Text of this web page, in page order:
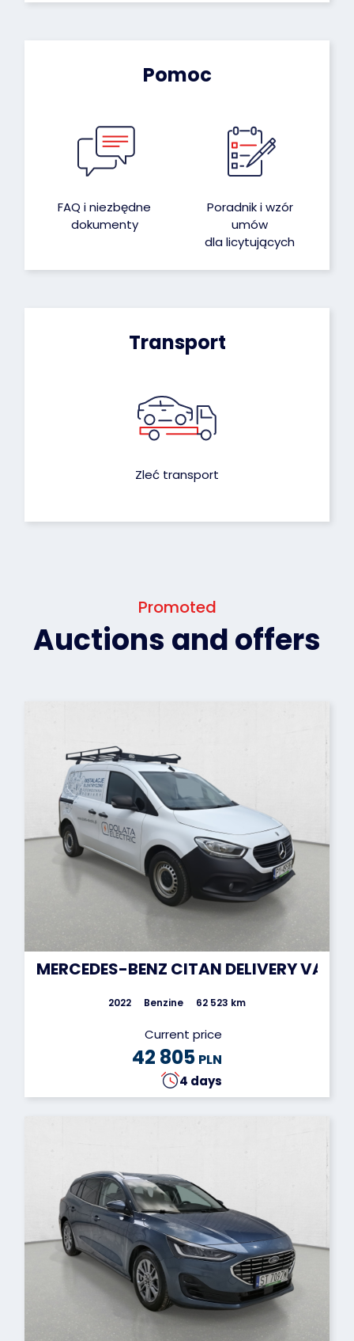
Pomoc
FAQ i niezbędne
dokumenty
Poradnik i wzór
umów
dla licytujących
Transport
Zleć transport
Promoted
Auctions and offers
MERCEDES-BENZ CITAN DELIVERY VAN
2022 Benzine 62 523 km
Current price
42 805 PLN
4 days